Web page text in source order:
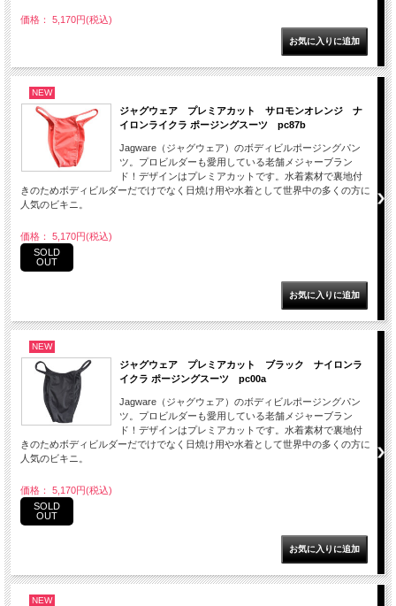
価格： 5,170円(税込)
NEW
ジャグウェア プレミアカット サロモンオレンジ ナ
イロンライクラ ポージングスーツ pc87b
Jagware（ジャグウェア）のボディビルポージングパン
ツ。プロビルダーも愛用している老舗メジャーブラン
ド！デザインはプレミアカットです。水着素材で裏地付
きのためボディビルダーだでけでなく日焼け用や水着として世界中の多くの方に
人気のビキニ。
価格： 5,170円(税込)
SOLD
OUT
NEW
ジャグウェア プレミアカット ブラック ナイロンラ
イクラ ポージングスーツ pc00a
Jagware（ジャグウェア）のボディビルポージングパン
ツ。プロビルダーも愛用している老舗メジャーブラン
ド！デザインはプレミアカットです。水着素材で裏地付
きのためボディビルダーだでけでなく日焼け用や水着として世界中の多くの方に
人気のビキニ。
価格： 5,170円(税込)
SOLD
OUT
NEW